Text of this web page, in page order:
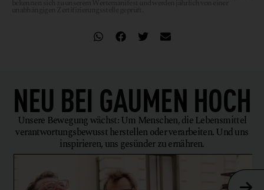
NEU BEI GAUMEN HOCH
Unsere Bewegung wächst: Um Menschen, die Lebensmittel
verantwortungsbewusst herstellen oder verarbeiten. Und uns
inspirieren, uns gesünder zu ernähren.